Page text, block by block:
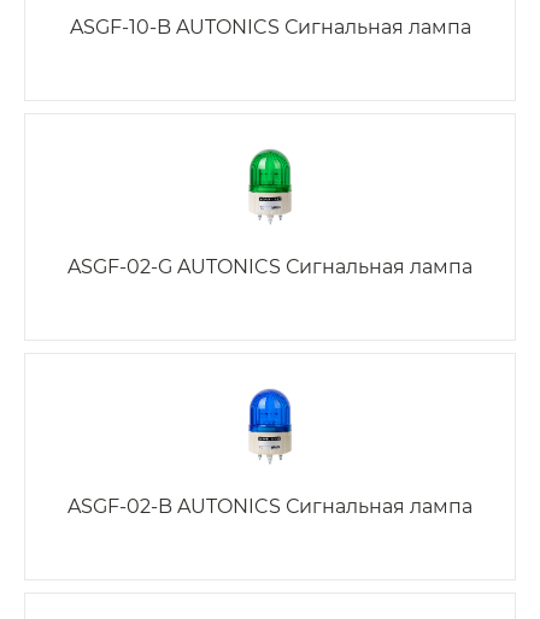
ASGF-10-B AUTONICS Сигнальная лампа
ASGF-02-G AUTONICS Сигнальная лампа
ASGF-02-B AUTONICS Сигнальная лампа